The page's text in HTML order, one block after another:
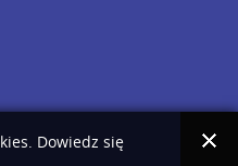
Dowiedz się